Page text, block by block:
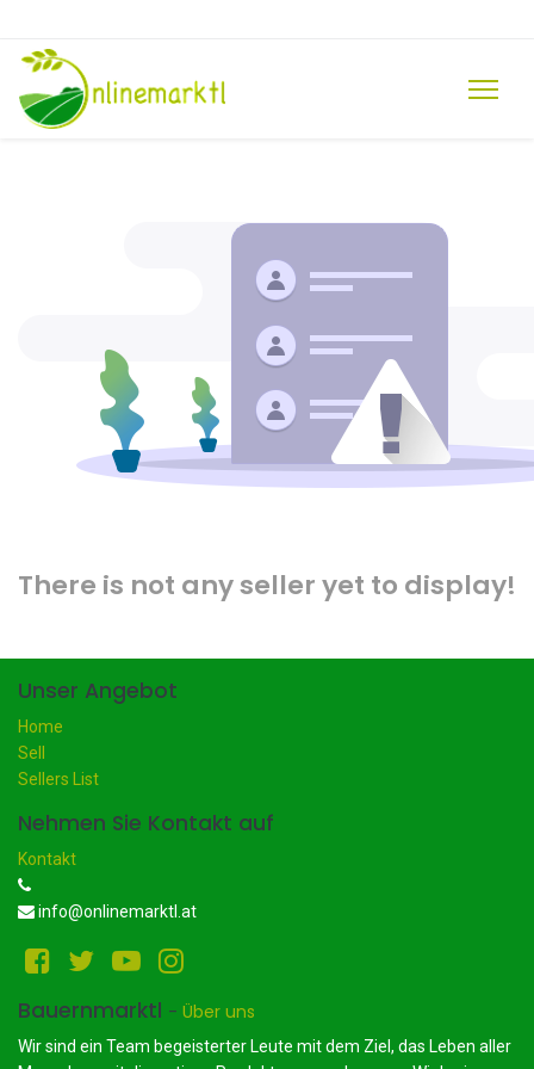
There is not any seller yet to display!
Unser Angebot
Home
Sell
Sellers List
Nehmen Sie Kontakt auf
Kontakt
info@onlinemarktl.at
Bauernmarktl - Über uns
Wir sind ein Team begeisterter Leute mit dem Ziel, das Leben aller